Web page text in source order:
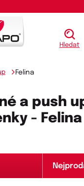
Hledat
Felina
a push
- Felina